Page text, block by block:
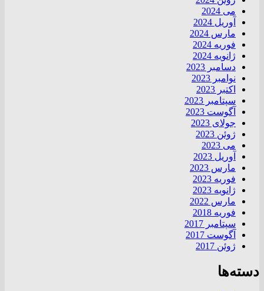
می 2024
آوریل 2024
مارس 2024
فوریه 2024
ژانویه 2024
دسامبر 2023
نوامبر 2023
اکتبر 2023
سپتامبر 2023
آگوست 2023
جولای 2023
ژوئن 2023
می 2023
آوریل 2023
مارس 2023
فوریه 2023
ژانویه 2023
مارس 2022
فوریه 2018
سپتامبر 2017
آگوست 2017
ژوئن 2017
دسته‌ها